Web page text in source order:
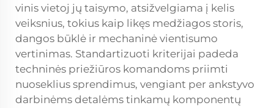
vinis vietoj jų taisymo, atsižvelgiama į kelis
veiksnius, tokius kaip likęs medžiagos storis,
dangos būklė ir mechaninė vientisumo
vertinimas. Standartizuoti kriterijai padeda
techninės priežiūros komandoms priimti
nuoseklius sprendimus, vengiant per ankstyvo
darbinėms detalėms tinkamų komponentų